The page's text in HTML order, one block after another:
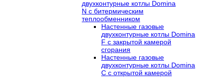
двухконтурные котлы Domina
N с битермическим
теплообменником
Настенные газовые
двухконтурные котлы Domina
F с закрытой камерой
сгорания
Настенные газовые
двухконтурные котлы Domina
C с открытой камерой